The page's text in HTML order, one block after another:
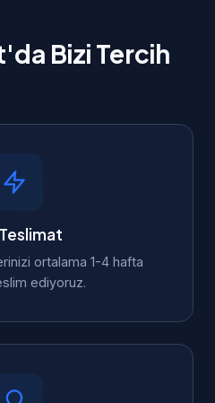
Bizi Tercih
Teslimat
ortalama 1-4 hafta
ediyoruz.